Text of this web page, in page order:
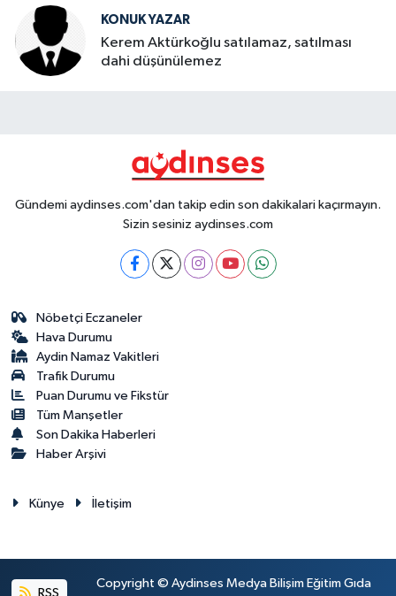
KONUK YAZAR
Kerem Aktürkoğlu satılamaz, satılması
dahi düşünülemez
Gündemi aydinses.com'dan takip edin son dakikalari kaçırmayın.
Sizin sesiniz aydinses.com
Nöbetçi Eczaneler
Hava Durumu
Aydin Namaz Vakitleri
Trafik Durumu
Puan Durumu ve Fikstür
Tüm Manşetler
Son Dakika Haberleri
Haber Arşivi
Künye İletişim
RSS
Copyright © Aydinses Medya Bilişim Eğitim Gıda